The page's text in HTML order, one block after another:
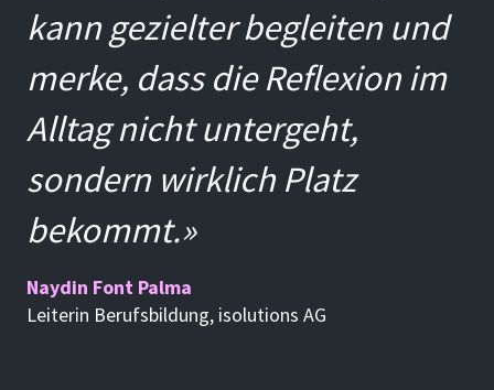
kann gezielter begleiten und
merke, dass die Reflexion im
Alltag nicht untergeht,
sondern wirklich Platz
bekommt.»
Naydin Font Palma
Leiterin Berufsbildung, isolutions AG